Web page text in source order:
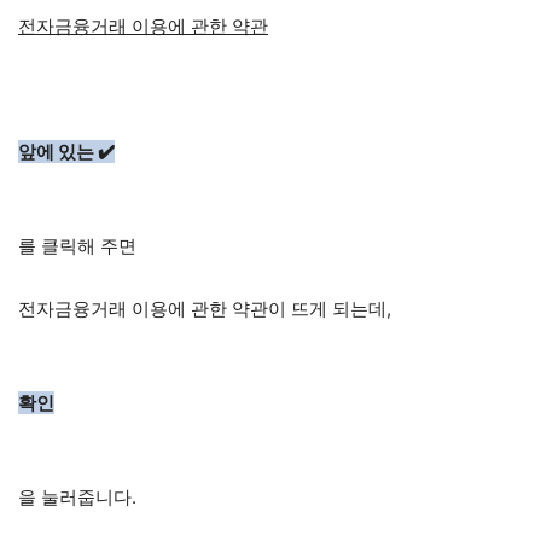
전자금융거래 이용에 관한 약관
앞에 있는 ✔️
를 클릭해 주면
전자금융거래 이용에 관한 약관이 뜨게 되는데,
확인
을 눌러줍니다.